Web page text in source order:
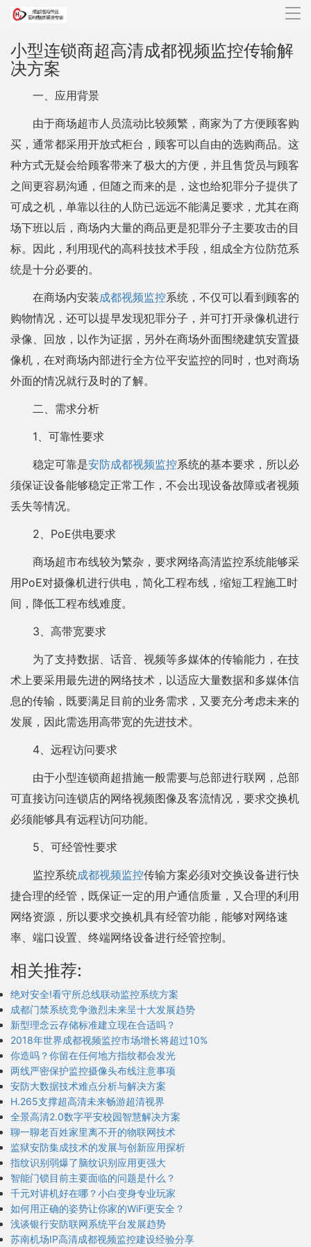
导
小型连锁商超高清成都视频监控传输解
决方案
一、应用背景
由于商场超市人员流动比较频繁，商家为了方便顾客购
买，通常都采用开放式柜台，顾客可以自由的选购商品。这
种方式无疑会给顾客带来了极大的方便，并且售货员与顾客
之间更容易沟通，但随之而来的是，这也给犯罪分子提供了
可成之机，单靠以往的人防已远远不能满足要求，尤其在商
场下班以后，商场内大量的商品更是犯罪分子主要攻击的目
标。因此，利用现代的高科技技术手段，组成全方位防范系
统是十分必要的。
在商场内安装成都视频监控系统，不仅可以看到顾客的
购物情况，还可以提早发现犯罪分子，并可打开录像机进行
录像、回放，以作为证据，另外在商场外面围绕建筑安置摄
像机，在对商场内部进行全方位平安监控的同时，也对商场
外面的情况就行及时的了解。
二、需求分析
1、可靠性要求
稳定可靠是安防成都视频监控系统的基本要求，所以必
须保证设备能够稳定正常工作，不会出现设备故障或者视频
丢失等情况。
2、PoE供电要求
商场超市布线较为繁杂，要求网络高清监控系统能够采
用PoE对摄像机进行供电，简化工程布线，缩短工程施工时
间，降低工程布线难度。
3、高带宽要求
为了支持数据、话音、视频等多媒体的传输能力，在技
术上要采用最先进的网络技术，以适应大量数据和多媒体信
息的传输，既要满足目前的业务需求，又要充分考虑未来的
发展，因此需选用高带宽的先进技术。
4、远程访问要求
由于小型连锁商超措施一般需要与总部进行联网，总部
可直接访问连锁店的网络视频图像及客流情况，要求交换机
必须能够具有远程访问功能。
5、可经管性要求
监控系统成都视频监控传输方案必须对交换设备进行快
捷合理的经管，既保证一定的用户通信质量，又合理的利用
网络资源，所以要求交换机具有经管功能，能够对网络速
率、端口设置、终端网络设备进行经管控制。
相关推荐:
绝对安全!看守所总线联动监控系统方案
成都门禁系统竞争激烈未来呈十大发展趋势
新型理念云存储标准建立现在合适吗？
2018年世界成都视频监控市场增长将超过10%
你造吗？你留在任何地方指纹都会发光
两线严密保护监控摄像头布线注意事项
安防大数据技术难点分析与解决方案
H.265支撑超高清未来畅游超清视界
全景高清2.0数字平安校园智慧解决方案
聊一聊老百姓家里离不开的物联网技术
监狱安防集成技术的发展与创新应用探析
指纹识别弱爆了脑纹识别应用更强大
智能门锁目前主要面临的问题是什么？
千元对讲机好在哪？小白变身专业玩家
如何用正确的姿势让你家的WiFi更安全？
浅谈银行安防联网系统平台发展趋势
苏南机场IP高清成都视频监控建设经验分享